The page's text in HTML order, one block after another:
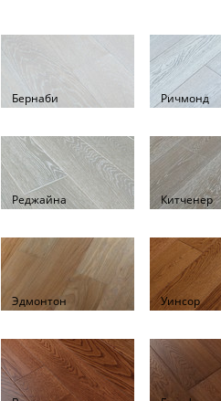
Бернаби Ричмонд
Реджайна Китченер
Эдмонтон Уинсор